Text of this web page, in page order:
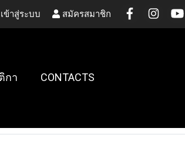
ข้าสู่ระบบ สมัครสมาชิก
กา CONTACTS